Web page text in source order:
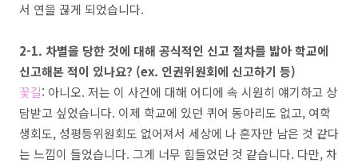
서 연을 끊게 되었습니다.
2-1. 차별을 당한 것에 대해 공식적인 신고 절차를 밟아 학교에
신고해본 적이 있나요? (ex. 인권위원회에 신고하기 등)
꽃길: 아니오. 저는 이 사건에 대해 어디에 속 시원히 얘기하고 상
담받고 싶었습니다. 이제 학교에 있던 퀴어 동아리도 없고, 여학
생회도, 성평등위원회도 없어져서 세상에 나 혼자만 남은 것 같다
는 느낌이 들었습니다. 그게 너무 힘들었던 것 같습니다. 다만,차